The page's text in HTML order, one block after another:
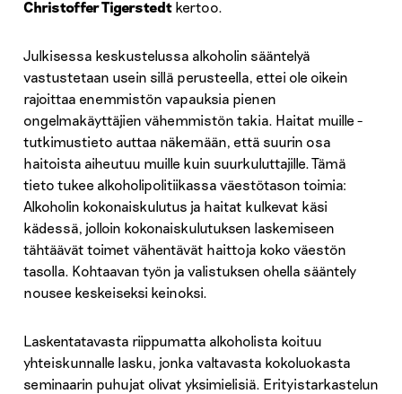
Christoffer Tigerstedtkertoo.
Julkisessa keskustelussa alkoholin sääntelyä
vastustetaan usein sillä perusteella, ettei ole oikein
rajoittaa enemmistön vapauksia pienen
ongelmakäyttäjien vähemmistön takia. Haitat muille -
tutkimustieto auttaa näkemään, että suurin osa
haitoista aiheutuu muille kuin suurkuluttajille. Tämä
tieto tukee alkoholipolitiikassa väestötason toimia:
Alkoholin kokonaiskulutus ja haitat kulkevat käsi
kädessä, jolloin kokonaiskulutuksen laskemiseen
tähtäävät toimet vähentävät haittoja koko väestön
tasolla. Kohtaavan työn ja valistuksen ohella sääntely
nousee keskeiseksi keinoksi.
Laskentatavasta riippumatta alkoholista koituu
yhteiskunnalle lasku, jonka valtavasta kokoluokasta
seminaarin puhujat olivat yksimielisiä. Erityistarkastelun